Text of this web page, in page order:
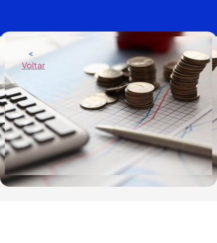
<
Voltar